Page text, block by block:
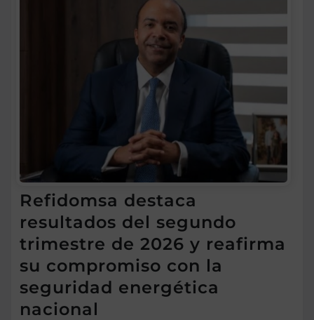
Refidomsa destaca
resultados del segundo
trimestre de 2026 y reafirma
su compromiso con la
seguridad energética
nacional